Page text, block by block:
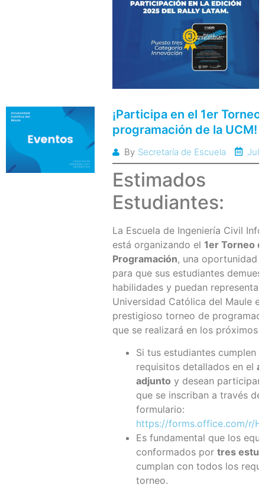
¡Participa en el 1er Torneo
programación de la UCM!
By Secretaría de Escuela
Estimados
Estudiantes:
La Escuela de Ingeniería Civil
está organizando el 1er Torneo
Programación, una oportunidad
para que sus estudiantes
habilidades y puedan representar
Universidad Católica del Maule
prestigioso torneo de
que se realizará en los próximos
Si tus estudiantes cumplen
requisitos detallados en el
adjunto y desean
que se inscriban a través
formulario:
https://forms.office.com/r/
Es fundamental que los
conformados por tres
cumplan con todos los
torneo.